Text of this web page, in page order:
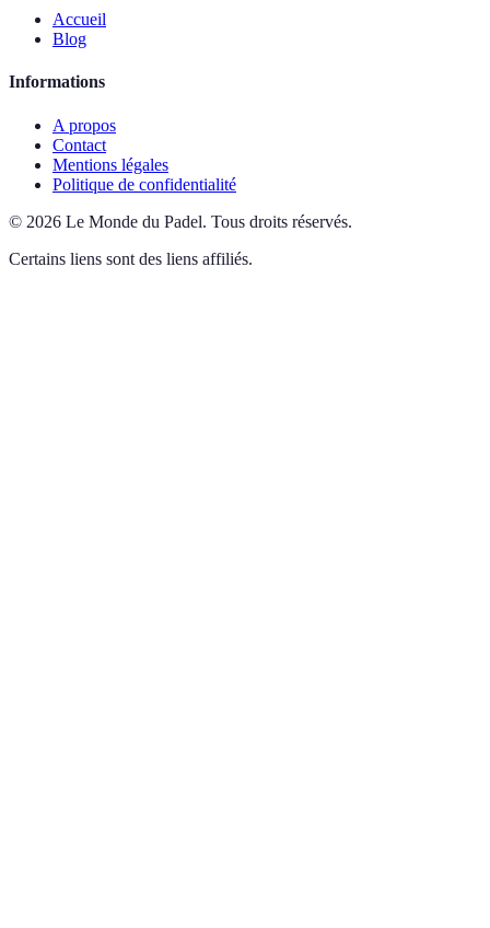
Accueil
Blog
Informations
A propos
Contact
Mentions légales
Politique de confidentialité
© 2026 Le Monde du Padel. Tous droits réservés.
Certains liens sont des liens affiliés.